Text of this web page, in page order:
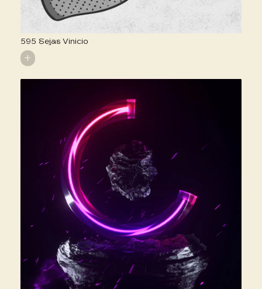
595 Sejas Vinicio
+